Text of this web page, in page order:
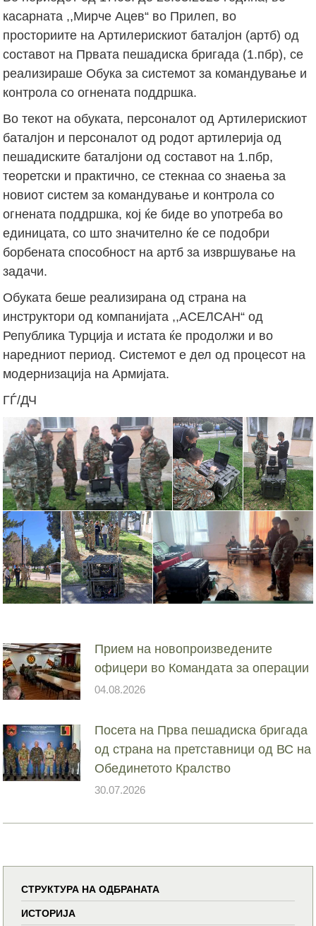
касарната ,,Мирче Ацев“ во Прилеп, во
просториите на Артилерискиот баталјон (артб) од
составот на Првата пешадиска бригада (1.пбр), се
реализираше Обука за системот за командување и
контрола со огнената поддршка.
Во текот на обуката, персоналот од Артилерискиот
баталјон и персоналот од родот артилерија од
пешадиските баталјони од составот на 1.пбр,
теоретски и практично, се стекнаа со знаења за
новиот систем за командување и контрола со
огнената поддршка, кој ќе биде во употреба во
единицата, со што значително ќе се подобри
борбената способност на артб за извршување на
задачи.
Обуката беше реализирана од страна на
инструктори од компанијата ,,АСЕЛСАН“ од
Република Турција и истата ќе продолжи и во
наредниот период. Системот е дел од процесот на
модернизација на Армијата.
ГЃ/ДЧ
Прием на новопроизведените
офицери во Командата за операции
04.08.2026
Посета на Прва пешадиска бригада
од страна на претставници од ВС на
Обединетото Кралство
30.07.2026
СТРУКТУРА НА ОДБРАНАТА
ИСТОРИЈА